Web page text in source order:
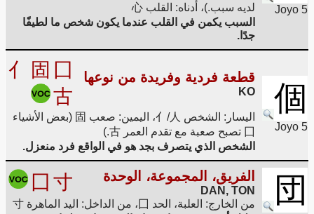
Joyo 5
لديه سبب.)، أدناه: القلب 心
السبب يكمن في القلب عندما يكون شخص ما لطيفًا
جدًا.
個
Joyo 5
قطعة فردية وفريدة من نوعها
KO
亻 固 囗
古
اليسار: الشخص 亻/人، اليمين: صعب 固 (بعض الأشياء
囗 تصبح صعبة مع تقدم العمر 古.)
الشخص الذي يتصرف بجد هو في الواقع فرد منعزل.
団 الفريق، المجموعة، الوحدة
DAN, TON
囗 寸
من الخارج: العلبة، الحد 囗، من الداخل: اليد الماهرة 寸